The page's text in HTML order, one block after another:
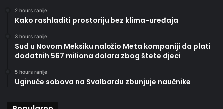
2 hours ranije
Kako rashladiti prostoriju bez klima-uređaja
3 hours ranije
Sud u Novom Meksiku naložio Meta kompaniji da plati
dodatnih 567 miliona dolara zbog štete djeci
5 hours ranije
Uginuće sobova na Svalbardu zbunjuje naučnike